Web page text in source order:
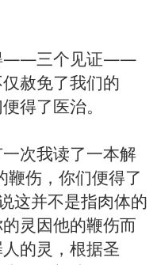
——三个见证——
赦免了我们的
得了医治。
次我读了一本解
鞭伤，你们便得了
这并不是指肉体的
灵因他的鞭伤而
的灵，根据圣